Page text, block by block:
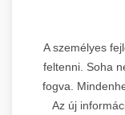
A személyes
feltenni. Soha
fogva.
Az új